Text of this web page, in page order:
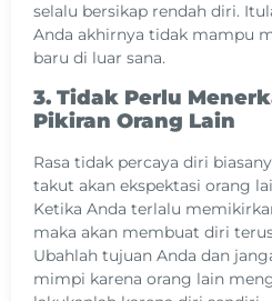
selalu bersikap rendah diri.
Anda akhirnya tidak mampu
baru di luar sana.
3. Tidak Perlu
Pikiran Orang Lain
Rasa tidak percaya diri
takut akan ekspektasi orang
Ketika Anda terlalu
maka akan membuat diri
Ubahlah tujuan Anda dan
mimpi karena orang lain